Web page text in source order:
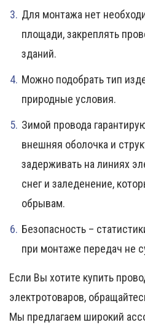
Для монтажа нет
площади, закреплять
зданий.
Можно подобрать тип
природные условия.
Зимой провода
внешняя оболочка и
задерживать на линиях
снег и заледенение,
обрывам.
Безопасность –
при монтаже передач не
Если Вы хотите купить
электротоваров,
Мы предлагаем широкий